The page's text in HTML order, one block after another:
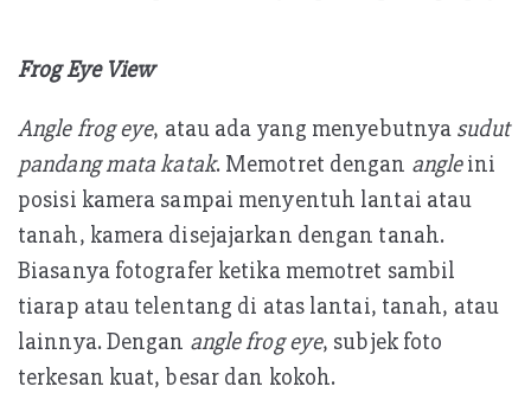
Frog Eye View
Angle frog eye, atau ada yang menyebutnya sudut
pandang mata katak. Memotret dengan angleini
posisi kamera sampai menyentuh lantai atau
tanah, kamera disejajarkan dengan tanah.
Biasanya fotografer ketika memotret sambil
tiarap atau telentang di atas lantai, tanah, atau
lainnya. Dengan angle frog eye, subjek foto
terkesan kuat, besar dan kokoh.